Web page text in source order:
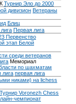
Турнир Эло до 2000
дивизион Ветераны
Блиц
Первая лига
Первенство
этап Белой
среди ветеранов
Мемориал
по шахматам
первая лига
никами) на lichess
Турнир Voronezh Chess
чемпионат